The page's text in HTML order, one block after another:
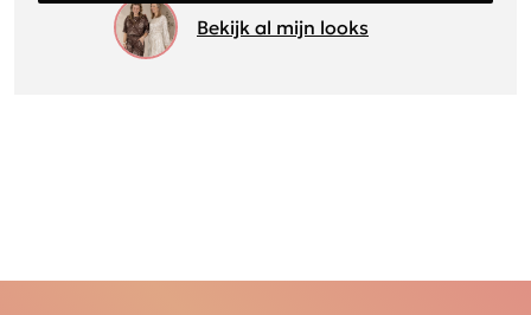
Bekijk al mijn looks